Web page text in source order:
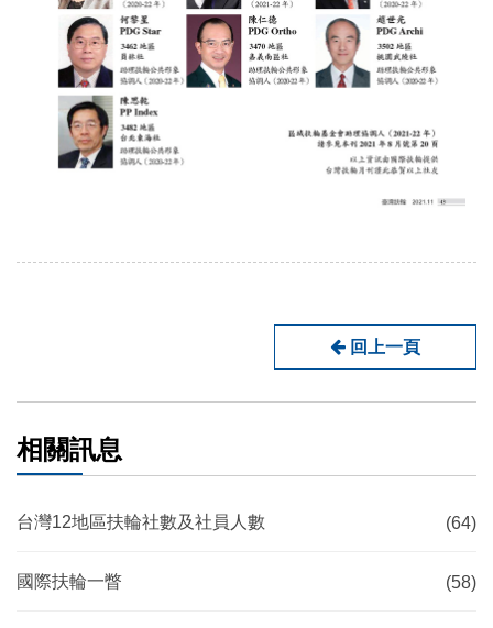
回上一頁
相關訊息
台灣12地區扶輪社數及社員人數 (64)
國際扶輪一瞥 (58)